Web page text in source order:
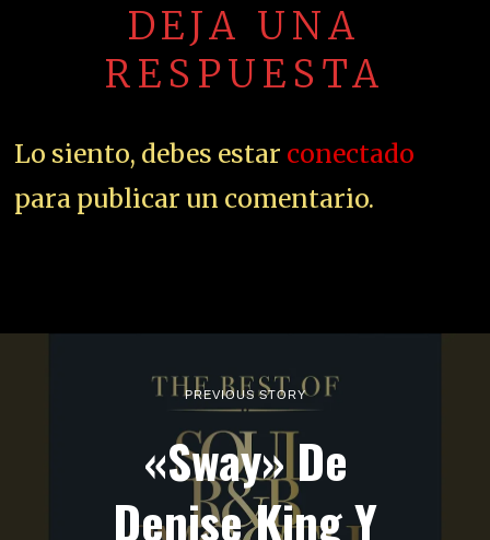
DEJA UNA
RESPUESTA
Lo siento, debes estar conectado
para publicar un comentario.
PREVIOUS STORY
«Sway» De
Denise King Y